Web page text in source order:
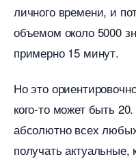
личного времени, и
объемом около 5000
примерно 15 минут.
Но это
кого-то может быть
абсолютно всех
получать актуальные,